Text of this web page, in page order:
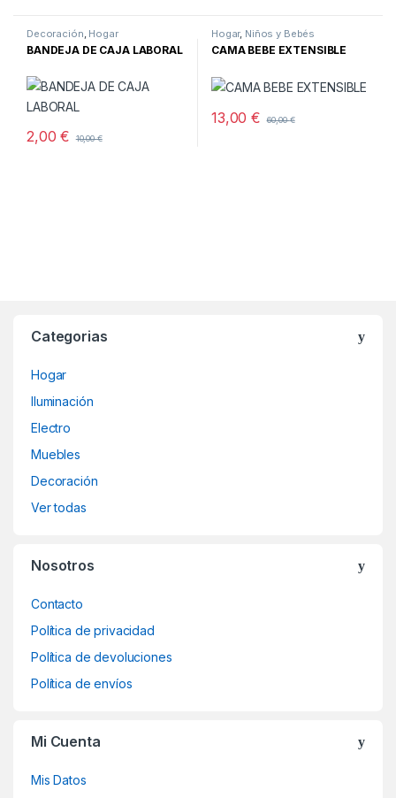
Decoración Hogar
BANDEJA DE CAJA LABORAL
2,00€ 10,00€
Hogar, Niños y Bebés
CAMA BEBE EXTENSIBLE
13,00€ 60,00€
Categorias
Hogar
Iluminación
Electro
Muebles
Decoración
Ver todas
Nosotros
Contacto
Política de privacidad
Política de devoluciones
Política de envíos
Mi Cuenta
Mis Datos